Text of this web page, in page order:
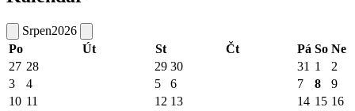
Srpen2026
Po
Út St Čt Pá So Ne
27 28 29 30 31 1
2
3
4 5 6 7 8
9
10 11 12 13 14 15 16